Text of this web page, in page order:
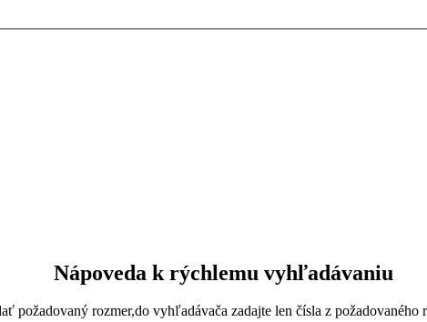
Nápoveda k rýchlemu vyhľadávaniu
požadovaný rozmer,do vyhľadávača zadajte len čísla z